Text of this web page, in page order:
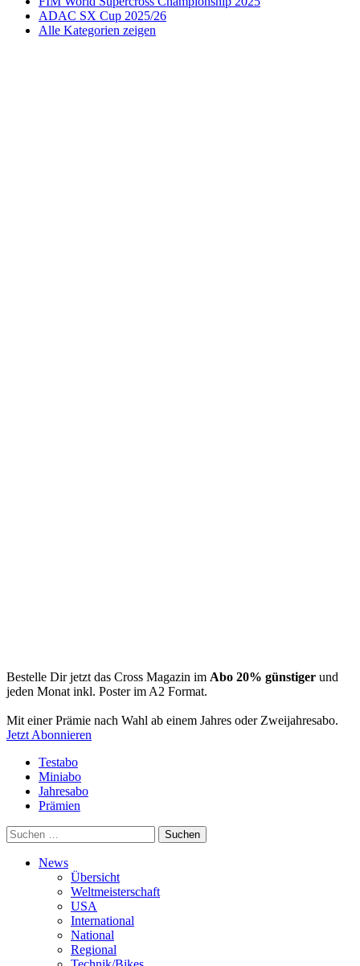
ADAC SX Cup 2025/26
Alle Kategorien zeigen
Bestelle Dir jetzt das Cross Magazin im Abo 20% günstiger und
jeden Monat inkl. Poster im A2 Format.
Mit einer Prämie nach Wahl ab einem Jahres oder Zweijahresabo.
Jetzt Abonnieren
Testabo
Miniabo
Jahresabo
Prämien
Suchen
nach:
News
Übersicht
Weltmeisterschaft
USA
International
National
Regional